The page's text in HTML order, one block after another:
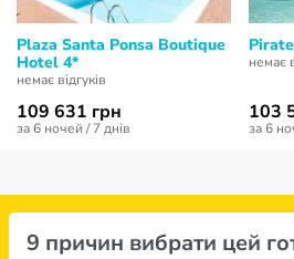
Plaza Santa Ponsa Boutique
Hotel 4*
немає відгуків
109 631 грн
за 6 ночей / 7 днів
немає
103
за 6
9 причин вибрати цей